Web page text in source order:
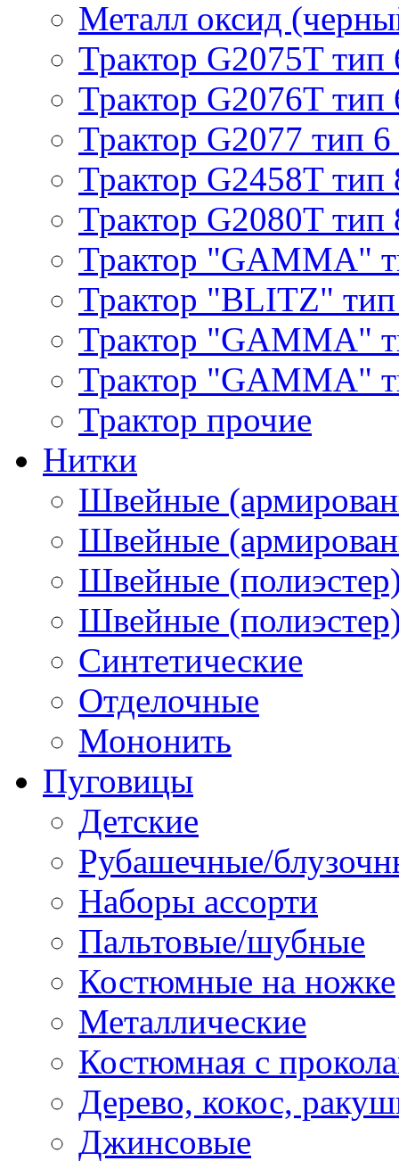
Металл оксид
Трактор G2075T тип
Трактор G2076T тип
Трактор G2077 тип 6
Трактор G2458T тип
Трактор G2080T тип
Трактор "GAMMA"
Трактор "BLITZ"
Трактор "GAMMA"
Трактор "GAMMA"
Трактор прочие
Нитки
Швейные
Швейные
Швейные
Швейные
Синтетические
Отделочные
Мононить
Пуговицы
Детские
Рубашечные/
Наборы ассорти
Пальтовые/шубные
Костюмные на ножке
Металлические
Костюмная с
Дерево, кокос,
Джинсовые